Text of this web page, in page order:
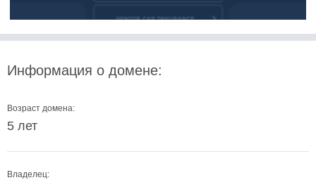
Информация о домене:
Возраст домена:
5 лет
Владелец: